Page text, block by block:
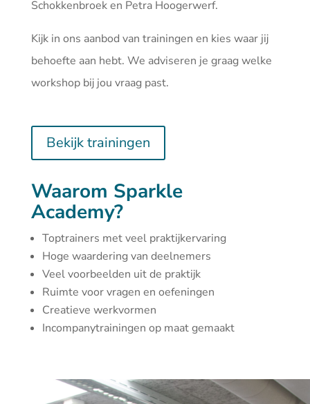
Schokkenbroek en Petra Hoogerwerf.
Kijk in ons aanbod van trainingen en kies waar jij
behoefte aan hebt. We adviseren je graag welke
workshop bij jou vraag past.
Bekijk trainingen
Waarom Sparkle
Academy?
Toptrainers met veel praktijkervaring
Hoge waardering van deelnemers
Veel voorbeelden uit de praktijk
Ruimte voor vragen en oefeningen
Creatieve werkvormen
Incompanytrainingen op maat gemaakt